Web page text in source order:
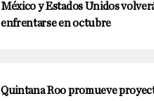
México y Estados Unidos
enfrentarse en octubre
Quintana Roo promueve